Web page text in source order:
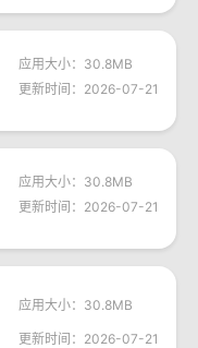
应用大小：30.8MB
更新时间：2026-07-21
应用大小：30.8MB
更新时间：2026-07-21
应用大小：30.8MB
更新时间：2026-07-21